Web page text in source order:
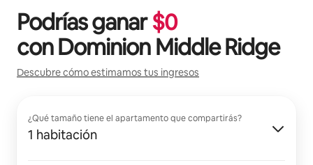
Podrías ganar$0
conDominion Middle Ridge
Descubre cómo estimamos tus ingresos
¿Qué tamaño tiene el apartamento que compartirás?
1 habitación